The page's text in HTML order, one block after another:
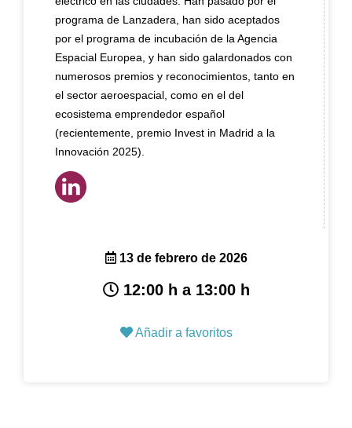
programa de Lanzadera, han sido aceptados
por el programa de incubación de la Agencia
Espacial Europea, y han sido galardonados con
numerosos premios y reconocimientos, tanto en
el sector aeroespacial, como en el del
ecosistema emprendedor español
(recientemente, premio Invest in Madrid a la
Innovación 2025).
13 de febrero de 2026
12:00 h a 13:00 h
Añadir a favoritos